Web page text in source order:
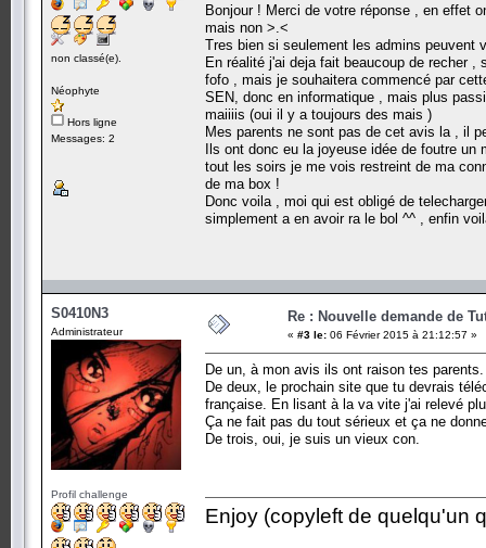
non classé(e).
Néophyte
Hors ligne
Messages: 2
Bonjour ! Merci de votre réponse , en effet
mais non >.<
Tres bien si seulement les admins peuvent
En réalité j'ai deja fait beaucoup de recher
fofo , mais je souhaitera commencé par
SEN, donc en informatique , mais plus
maiiiis (oui il y a toujours des mais )
Mes parents ne sont pas de cet avis la , il
Ils ont donc eu la joyeuse idée de foutre
tout les soirs je me vois restreint de ma
de ma box !
Donc voila , moi qui est obligé de
simplement a en avoir ra le bol ^^ , enfin
S0410N3
Administrateur
Profil challenge
Re : Nouvelle demande de
« #3 le: 06 Février 2015 à 21:12:57 »
De un, à mon avis ils ont raison tes parents.
De deux, le prochain site que tu devrais
française. En lisant à la va vite j'ai relevé
Ça ne fait pas du tout sérieux et ça ne
De trois, oui, je suis un vieux con.
Enjoy (copyleft de quelqu'un